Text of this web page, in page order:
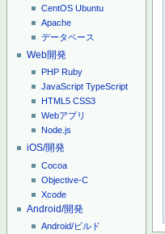
CentOS Ubuntu
Apache
データベース
Web開発
PHP Ruby
JavaScript TypeScript
HTML5 CSS3
Webアプリ
Node.js
iOS/開発
Cocoa
Objective-C
Xcode
Android/開発
Android/ビルド